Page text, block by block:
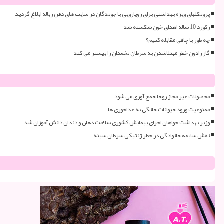
پروتکلهای ویژه بهداشتی برای رویارویی با جوندگان در سایت های دفن زباله ابلاغ گردید
رکورد 10 ساله اهدای خون شکسته شد
چه طور با چاقی مقابله کنیم؟
گاز رادون خطر مبتلاشدن به سرطان تخمدان را بیشتر می کند
محصولات غیر مجاز روجا جمع آوری می شود
ممنوعیت ورود حیوانات خانگی به غذاخوری ها
وزیر بهداشت خواهان اجرای پیمایش کشوری سلامت دهان و دندان دانش آموزان شد
نقش سابقه خانوادگی در خطر ژنتیکی سرطان سینه